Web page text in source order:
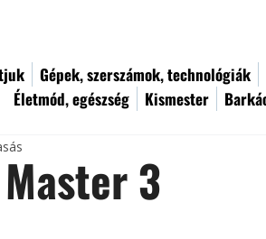
Gépek, szerszámok, technológiák
Életmód, egészség
Kismester
3